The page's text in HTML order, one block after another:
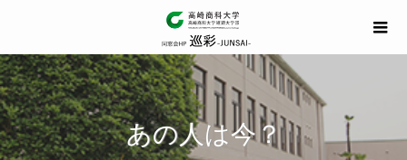
あの人は今？